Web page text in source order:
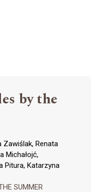
by the
Zawiślak, Renata
Michałojć,
Pitura, Katarzyna
SUMMER